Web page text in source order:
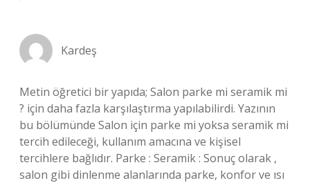
Kardeş
Metin öğretici bir yapıda; Salon parke mi seramik mi
? için daha fazla karşılaştırma yapılabilirdi. Yazının
bu bölümünde Salon için parke mi yoksa seramik mi
tercih edileceği, kullanım amacına ve kişisel
tercihlere bağlıdır. Parke : Seramik : Sonuç olarak ,
salon gibi dinlenme alanlarında parke, konfor ve ısı